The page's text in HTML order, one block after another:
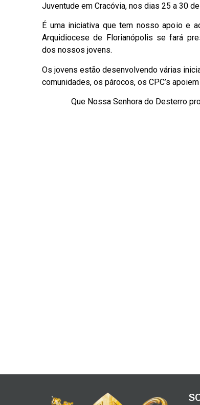
Juventude em Cracóvia, nos dias 25 a 30
É uma iniciativa que tem nosso apoio e
Arquidiocese de Florianópolis se fará
dos nossos jovens.
Os jovens estão desenvolvendo várias
comunidades, os párocos, os CPC’s
Que Nossa Senhora do Desterro